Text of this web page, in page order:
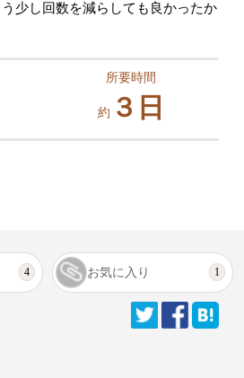
少し回数を減らしても良かったか
所要時間
約 ３日
4 お気に入り 1